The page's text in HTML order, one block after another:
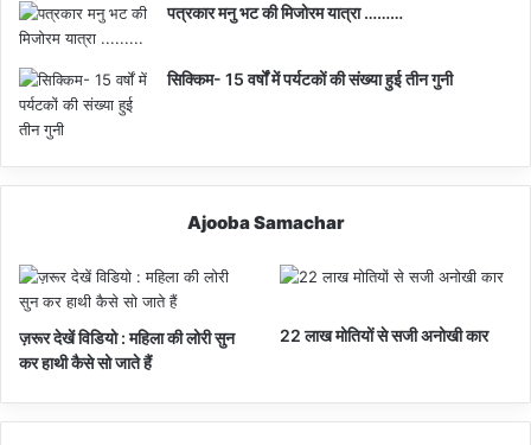
पत्रकार मनु भट की मिजोरम यात्रा ………
सिक्किम- 15 वर्षों में पर्यटकों की संख्या हुई तीन गुनी
Ajooba Samachar
ज़रूर देखें विडियो : महिला की लोरी सुन
कर हाथी कैसे सो जाते हैं
22 लाख मोतियों से सजी अनोखी कार